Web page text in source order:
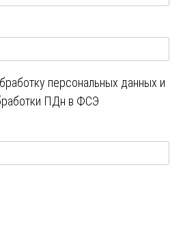
персональных данных и
ПДн в ФСЭ